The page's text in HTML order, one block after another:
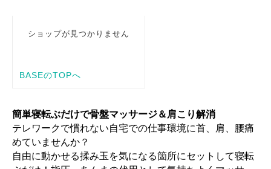
簡単寝転ぶだけで骨盤マッサージ＆肩こり解消
テレワークで慣れない自宅での仕事環境に首、肩、腰痛
めていませんか？
自由に動かせる揉み玉を気になる箇所にセットして寝転